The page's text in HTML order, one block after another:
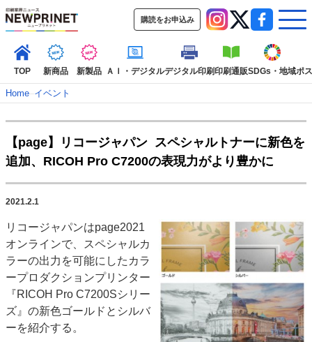
購読をお申込み
TOP 新商品 新製品 ＡＩ・デジタルデジタル印刷印刷通販SDGs・地域ポ
TOP
動画コンテンツ
インタビュー
コレクション
SDGs・地域
ポストプレス ビジネス イベント 信用情報
業界
市場・統計
人事・移転・異動・訃報
特集記事カテゴリー一覧
2022 見える化・MIS特集
特集・デジタル印刷 アイデアで勝負！ ～多様なビジネス・多彩な商材～
Home–イベント
【page】リコージャパン スペシャルトナーに新色を
追加、RICOH Pro C7200の表現力がより豊かに
2021.2.1
リコージャパンはpage2021
オンラインで、スペシャルカ
ラーの出力を可能にしたカラ
ープロダクションプリンター
『RICOH Pro C7200Sシリー
ズ』の新色ゴールドとシルバ
ーを紹介する。